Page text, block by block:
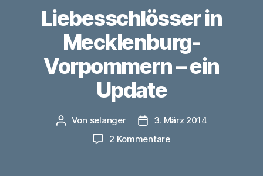
Liebesschlösser in
Mecklenburg-
Vorpommern – ein
Update
Beitragsautor
Von selanger Veröffentlichungsdatum
3. März 2014
2 Kommentarezu